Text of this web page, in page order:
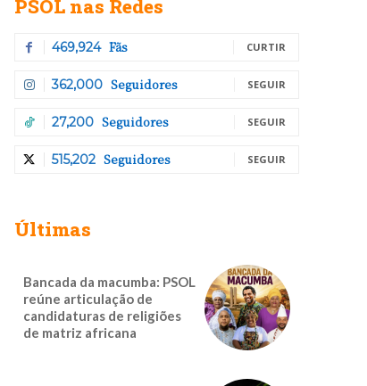
PSOL nas Redes
469,924 Fãs CURTIR
362,000 Seguidores SEGUIR
27,200 Seguidores SEGUIR
515,202 Seguidores SEGUIR
Últimas
Bancada da macumba: PSOL
reúne articulação de
candidaturas de religiões
de matriz africana